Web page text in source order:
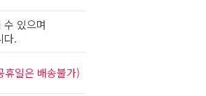
있으며
다.
휴일은 배송불가)